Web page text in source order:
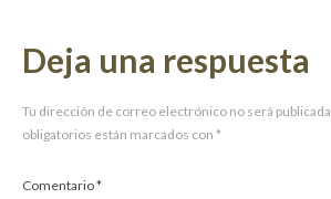
Deja una respuesta
Tu dirección de correo electrónico no será publicada.
obligatorios están marcados con *
Comentario*